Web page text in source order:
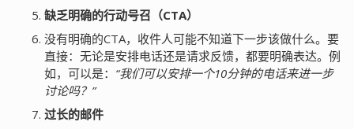
缺乏明确的行动号召（CTA）
没有明确的CTA，收件人可能不知道下一步该做什么。要
直接：无论是安排电话还是请求反馈，都要明确表达。例
如，可以是： “我们可以安排一个10分钟的电话来进一步
讨论吗？”
过长的邮件